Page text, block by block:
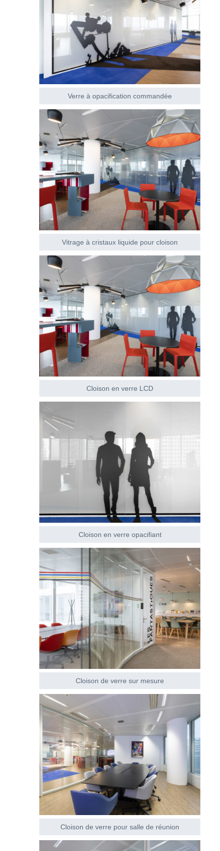
Verre à opacification commandée
Vitrage à cristaux liquide pour cloison
Cloison en verre LCD
Cloison en verre opacifiant
Cloison de verre sur mesure
Cloison de verre pour salle de réunion